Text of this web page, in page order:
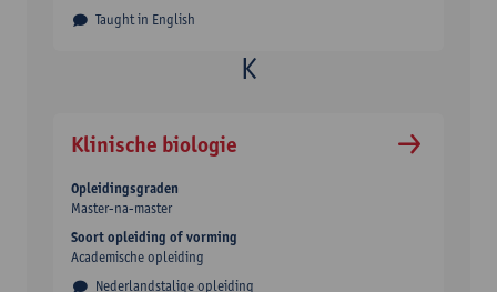
Taught in English
Klinische biologie
Nederlandstalige opleiding
Opleidingsgraden
Master-na-master
Soort opleiding of vorming
Academische opleiding